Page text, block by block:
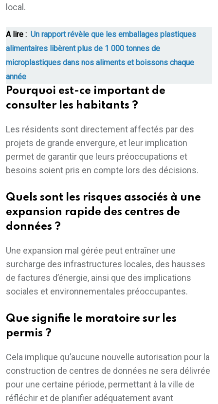
local.
A lire : Un rapport révèle que les emballages plastiques
alimentaires libèrent plus de 1 000 tonnes de
microplastiques dans nos aliments et boissons chaque
année
Pourquoi est-ce important de
consulter les habitants ?
Les résidents sont directement affectés par des
projets de grande envergure, et leur implication
permet de garantir que leurs préoccupations et
besoins soient pris en compte lors des décisions.
Quels sont les risques associés à une
expansion rapide des centres de
données ?
Une expansion mal gérée peut entraîner une
surcharge des infrastructures locales, des hausses
de factures d’énergie, ainsi que des implications
sociales et environnementales préoccupantes.
Que signifie le moratoire sur les
permis ?
Cela implique qu’aucune nouvelle autorisation pour la
construction de centres de données ne sera délivrée
pour une certaine période, permettant à la ville de
réfléchir et de planifier adéquatement avant